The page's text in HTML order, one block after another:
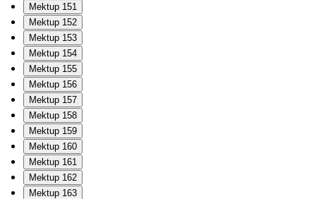
Mektup 151
Mektup 152
Mektup 153
Mektup 154
Mektup 155
Mektup 156
Mektup 157
Mektup 158
Mektup 159
Mektup 160
Mektup 161
Mektup 162
Mektup 163